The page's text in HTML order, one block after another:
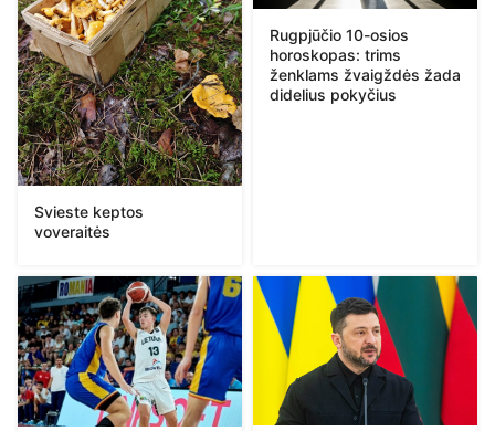
Svieste keptos
voveraitės
Rugpjūčio 10-osios
horoskopas: trims
ženklams žvaigždės žada
didelius pokyčius